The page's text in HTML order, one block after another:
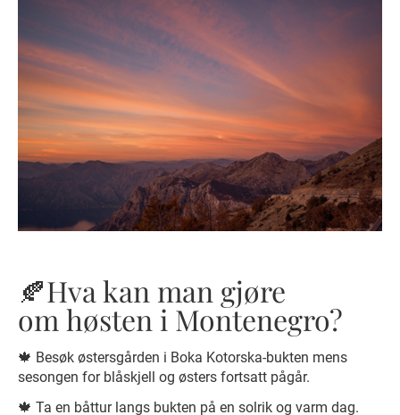
🍂Hva kan man gjøre
om høsten i Montenegro? ⠀
🍁 Besøk østersgården i Boka Kotorska-bukten mens
sesongen for blåskjell og østers fortsatt pågår.
🍁 Ta en båttur langs bukten på en solrik og varm dag.